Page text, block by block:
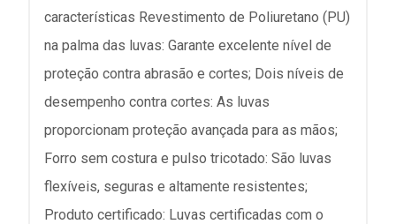
características Revestimento de Poliuretano (PU)
na palma das luvas: Garante excelente nível de
proteção contra abrasão e cortes; Dois níveis de
desempenho contra cortes: As luvas
proporcionam proteção avançada para as mãos;
Forro sem costura e pulso tricotado: São luvas
flexíveis, seguras e altamente resistentes;
Produto certificado: Luvas certificadas com o